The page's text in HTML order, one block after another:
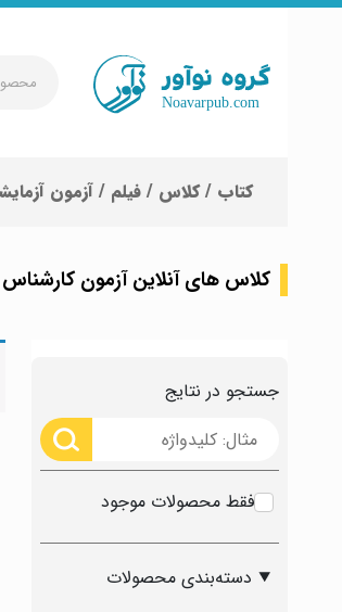
جستجو
کنید
کتاب / کلاس / فیلم / آزمون
کلاس های آنلاین آزمون
جستجو در نتایج
فقط محصولات موجود
دسته‌بندی محصولات